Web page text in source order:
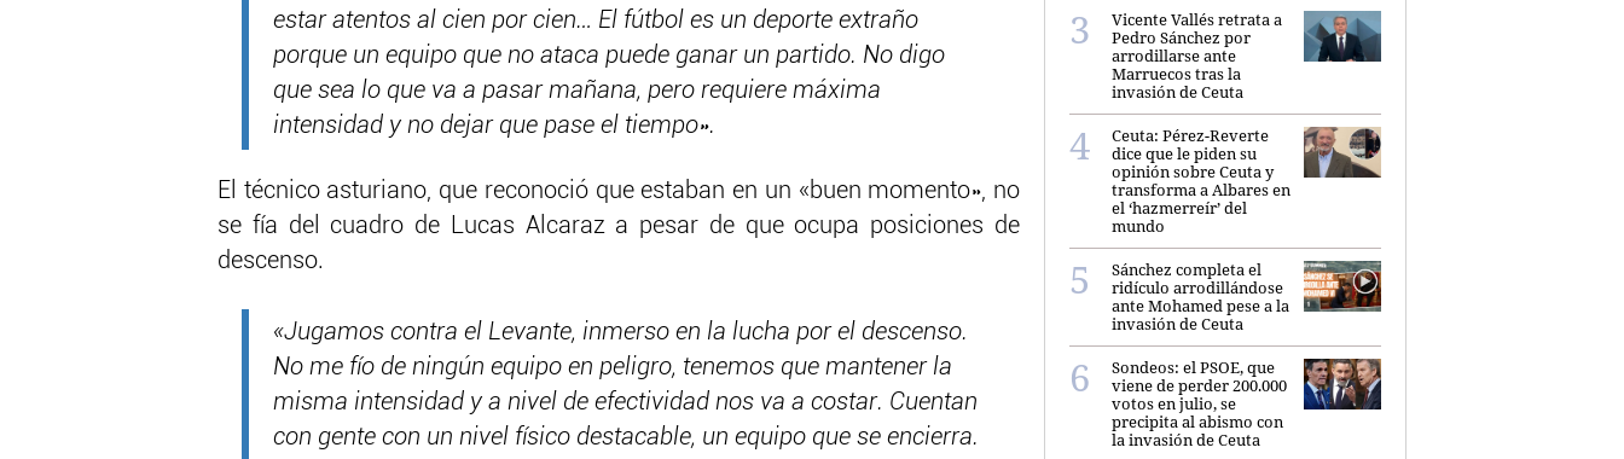
estar atentos al cien por cien… El fútbol es un deporte extraño
porque un equipo que no ataca puede ganar un partido. No digo
que sea lo que va a pasar mañana, pero requiere máxima
intensidad y no dejar que pase el tiempo».
El técnico asturiano, que reconoció que estaban en un «buen momento», no
se fía del cuadro de Lucas Alcaraz a pesar de que ocupa posiciones de
descenso.
«Jugamos contra el Levante, inmerso en la lucha por el descenso.
No me fío de ningún equipo en peligro, tenemos que mantener la
misma intensidad y a nivel de efectividad nos va a costar. Cuentan
con gente con un nivel físico destacable, un equipo que se encierra.
Vicente Vallés retrata a
Pedro Sánchez por
arrodillarse ante
Marruecos tras la
invasión de Ceuta
Ceuta: Pérez-Reverte
dice que le piden su
opinión sobre Ceuta y
transforma a Albares en
el ‘hazmerreír’ del
mundo
Sánchez completa el
ridículo arrodillándose
ante Mohamed pese a la
invasión de Ceuta
Sondeos: el PSOE, que
viene de perder 200.000
votos en julio, se
precipita al abismo con
la invasión de Ceuta